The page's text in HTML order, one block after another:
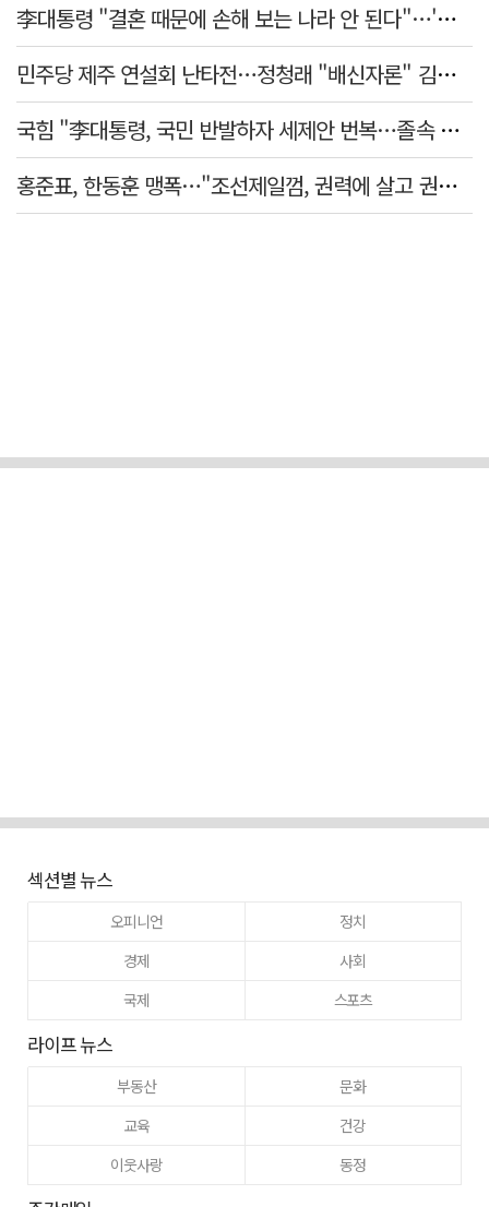
李대통령 "결혼 때문에 손해 보는 나라 안 된다"…'결혼 페널티' 22개 손본다
민주당 제주 연설회 난타전…정청래 "배신자론" 김민석 "관리 무능"
국힘 "李대통령, 국민 반발하자 세제안 번복…졸속 국정 즉각 중단"
홍준표, 한동훈 맹폭…"조선제일껌, 권력에 살고 권력에 죽었다"
섹션별 뉴스
오피니언
정치
경제
사회
국제
스포츠
라이프 뉴스
부동산
문화
교육
건강
이웃사랑
동정